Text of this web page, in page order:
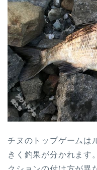
チヌのトップゲームは
きく釣果が分かれます